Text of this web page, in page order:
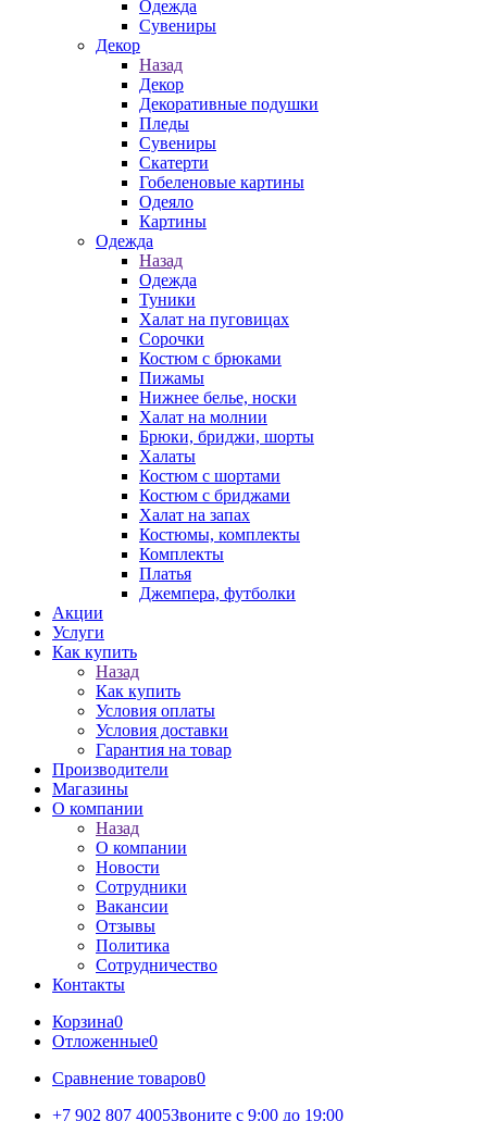
Одежда
Сувениры
Декор
Назад
Декор
Декоративные подушки
Пледы
Сувениры
Скатерти
Гобеленовые картины
Одеяло
Картины
Одежда
Назад
Одежда
Туники
Халат на пуговицах
Сорочки
Костюм с брюками
Пижамы
Нижнее белье, носки
Халат на молнии
Брюки, бриджи, шорты
Халаты
Костюм с шортами
Костюм с бриджами
Халат на запах
Костюмы, комплекты
Комплекты
Платья
Джемпера, футболки
Акции
Услуги
Как купить
Назад
Как купить
Условия оплаты
Условия доставки
Гарантия на товар
Производители
Магазины
О компании
Назад
О компании
Новости
Сотрудники
Вакансии
Отзывы
Политика
Сотрудничество
Контакты
Корзина0
Отложенные0
Сравнение товаров0
+7 902 807 4005Звоните с 9:00 до 19:00